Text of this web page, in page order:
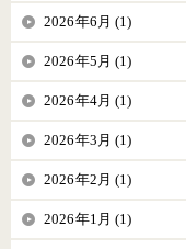
2026年6月 (1)
2026年5月 (1)
2026年4月 (1)
2026年3月 (1)
2026年2月 (1)
2026年1月 (1)